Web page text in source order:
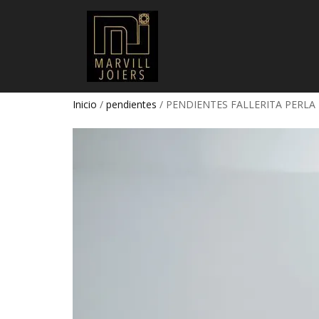
Inicio / pendientes / PENDIENTES FALLERITA